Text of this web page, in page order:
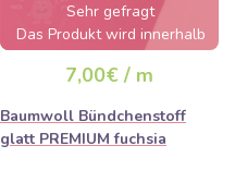
Sehr gefragt
Das Produkt wird innerhalb
von wenigen Stunden
ausverkauft sein
7,00€ / m
Baumwoll Bündchenstoff
glatt PREMIUM fuchsia